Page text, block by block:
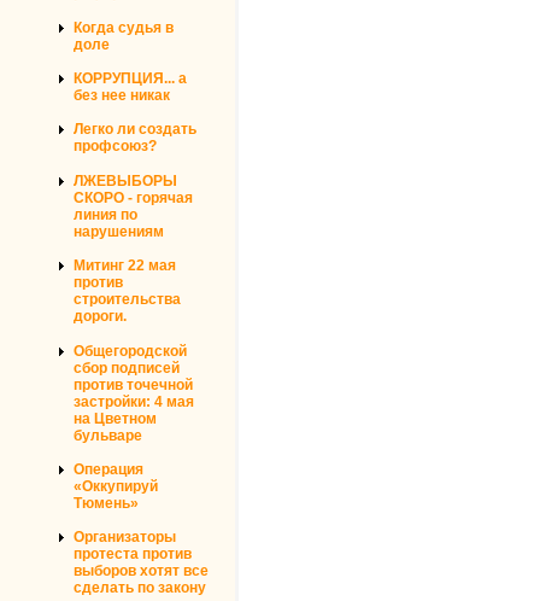
Когда судья в
доле
КОРРУПЦИЯ... а
без нее никак
Легко ли создать
профсоюз?
ЛЖЕВЫБОРЫ
СКОРО - горячая
линия по
нарушениям
Митинг 22 мая
против
строительства
дороги.
Общегородской
сбор подписей
против точечной
застройки: 4 мая
на Цветном
бульваре
Операция
«Оккупируй
Тюмень»
Организаторы
протеста против
выборов хотят все
сделать по закону